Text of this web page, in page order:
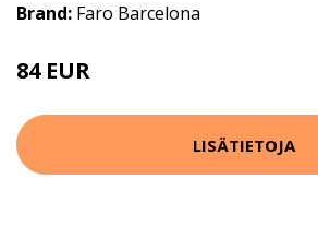
Brand: Faro Barcelona
84 EUR
LISÄTIETOJA